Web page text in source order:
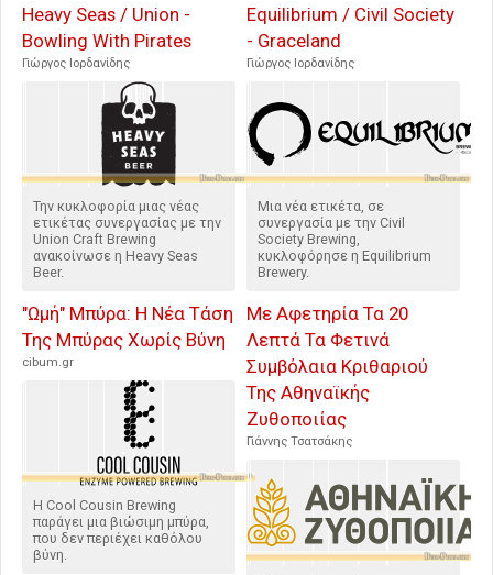
Heavy Seas / Union -
Bowling With Pirates
Γιώργος Ιορδανίδης
Την κυκλοφορία μιας νέας
ετικέτας συνεργασίας με την
Union Craft Brewing
ανακοίνωσε η Heavy Seas
Beer.
Equilibrium / Civil Society
- Graceland
Γιώργος Ιορδανίδης
Μια νέα ετικέτα, σε
συνεργασία με την Civil
Society Brewing,
κυκλοφόρησε η Equilibrium
Brewery.
"Ωμή" Μπύρα: Η Νέα Τάση
Της Μπύρας Χωρίς Βύνη
cibum.gr
Η Cool Cousin Brewing
παράγει μια βιώσιμη μπύρα,
που δεν περιέχει καθόλου
βύνη.
Με Αφετηρία Τα 20
Λεπτά Τα Φετινά
Συμβόλαια Κριθαριού
Της Αθηναϊκής
Ζυθοποιίας
Γιάννης Τσατσάκης